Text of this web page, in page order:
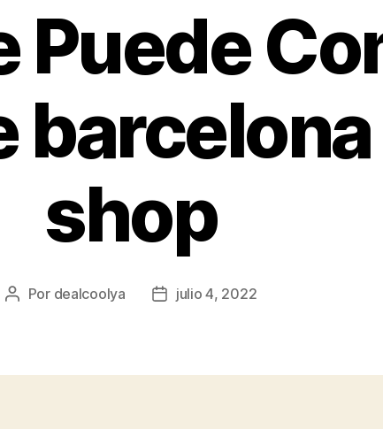
Puede
shop
Autor
Por dealcoolya
Fechajulio 4, 2022